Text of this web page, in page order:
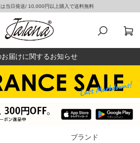
当日発送/ 10,000円以上購入で送料無料
届けに関するお知らせ
ブランド